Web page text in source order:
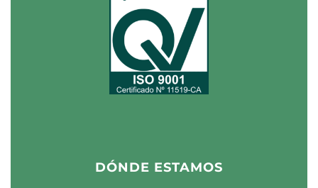
DÓNDE ESTAMOS